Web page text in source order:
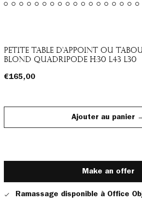
Petite table d'appoint ou
blond quadripode H:30 L43 l30
Prix
€165,00
Ajouter au panier
Make an offer
Ramassage disponible à Office